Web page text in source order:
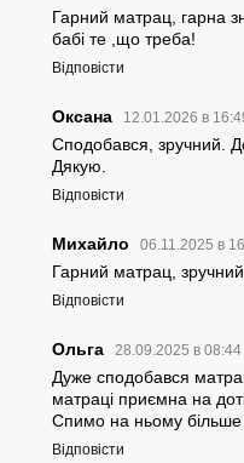
Гарний матрац, гарна
бабі те ,що треба!
Відповісти
Оксана 12.01.2026 в
Сподобався, зручний.
Дякую.
Відповісти
Михайло 06.11.2025 в
Гарний матрац,
Відповісти
Ольга 28.09.2025 в 08:44
Дуже сподобався
матраці приємна на
Спимо на ньому більше
Відповісти